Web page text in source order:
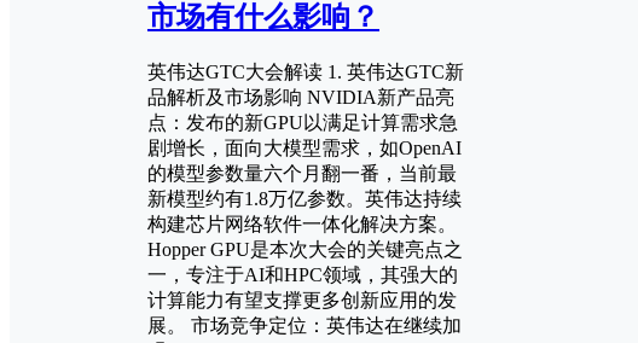
市场有什么影响？
英伟达GTC大会解读 1. 英伟达GTC新
品解析及市场影响 NVIDIA新产品亮
点：发布的新GPU以满足计算需求急
剧增长，面向大模型需求，如OpenAI
的模型参数量六个月翻一番，当前最
新模型约有1.8万亿参数。英伟达持续
构建芯片网络软件一体化解决方案。
Hopper GPU是本次大会的关键亮点之
一，专注于AI和HPC领域，其强大的
计算能力有望支撑更多创新应用的发
展。 市场竞争定位：英伟达在继续加